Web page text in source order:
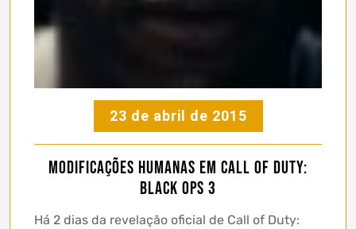
23 de abril de 2015
Modificações humanas em Call of Duty:
Black Ops 3
Há 2 dias da revelação oficial de Call of Duty: